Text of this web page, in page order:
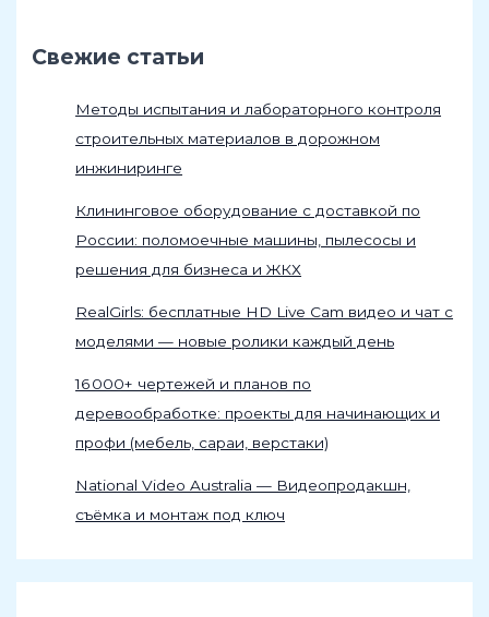
Свежие статьи
Методы испытания и лабораторного контроля
строительных материалов в дорожном
инжиниринге
Клининговое оборудование с доставкой по
России: поломоечные машины, пылесосы и
решения для бизнеса и ЖКХ
RealGirls: бесплатные HD Live Cam видео и чат с
моделями — новые ролики каждый день
16 000+ чертежей и планов по
деревообработке: проекты для начинающих и
профи (мебель, сараи, верстаки)
National Video Australia — Видеопродакшн,
съёмка и монтаж под ключ